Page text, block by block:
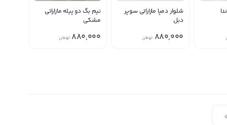
شلوار دمپا مازاراتی سوپر
دبل
880,000 تومان
نیم بگ دو پیله مازاراتی
مشکی
880,000 تومان